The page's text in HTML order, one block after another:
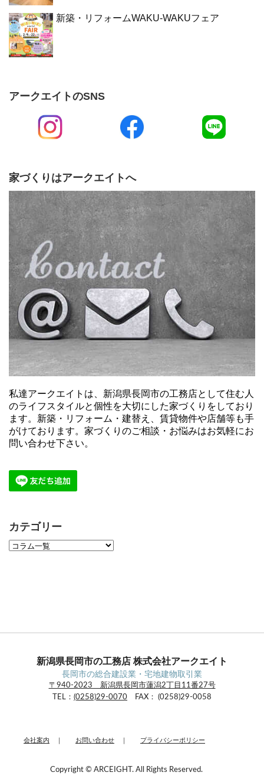
新築・リフォームWAKU-WAKUフェア
アークエイトのSNS
家づくりはアークエイトへ
私達アークエイトは、新潟県長岡市の工務店として住む人
のライフスタイルと個性を大切にした家づくりをしており
ます。新築・リフォーム・建替え、賃貸物件や店舗等も手
がけております。家づくりのご相談・お悩みはお気軽にお
問い合わせ下さい。
カテゴリー
新潟県長岡市の工務店 株式会社アークエイト
長岡市の総合建設業・宅地建物取引業
〒940-2023 新潟県長岡市蓮潟2丁目11番27号
TEL： (0258)29-0070 FAX： (0258)29-0058
会社案内 お問い合わせ プライバシーポリシー
Copyright © ARCEIGHT. All Rights Reserved.